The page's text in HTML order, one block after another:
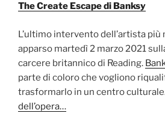
The Create Escape di Banksy
L’ultimo intervento dell’artista più
apparso martedì 2 marzo 2021
carcere britannico di Reading.
parte di coloro che vogliono
trasformarlo in un centro
dell’opera…